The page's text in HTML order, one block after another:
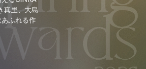
真里、大島
ふれる作